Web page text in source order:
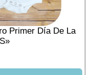
Primer Día De La